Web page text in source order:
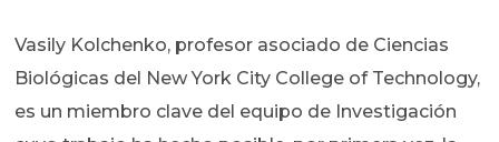
Vasily Kolchenko, profesor asociado de Ciencias
Biológicas del New York City College of Technology,
es un miembro clave del equipo de Investigación